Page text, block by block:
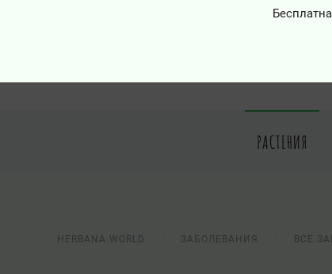
РАСТЕНИЯ
HERBANA.WORLD ЗАБОЛЕВАНИЯ ВСЕ